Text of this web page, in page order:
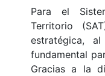
Para el
Territorio
estratégica,
fundamental
Gracias a la